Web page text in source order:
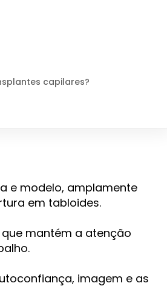
capilares?
e modelo, amplamente
em tabloides.
mantém a atenção
imagem e as